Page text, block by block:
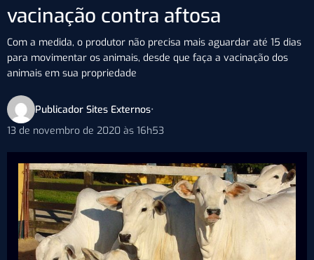
vacinação contra aftosa
Com a medida, o produtor não precisa mais aguardar até 15 dias
para movimentar os animais, desde que faça a vacinação dos
animais em sua propriedade
Publicador Sites Externos•
13 de novembro de 2020 às 16h53